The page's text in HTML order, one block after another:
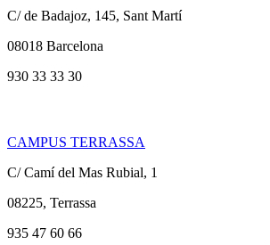
C/ de Badajoz, 145, Sant Martí
08018 Barcelona
930 33 33 30
CAMPUS TERRASSA
C/ Camí del Mas Rubial, 1
08225, Terrassa
935 47 60 66